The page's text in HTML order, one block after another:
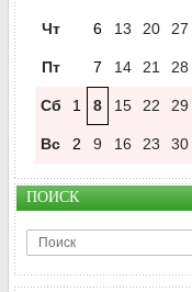
Чт 6 13 20 27
Пт 7 14 21 28
Сб 1 8 15 22 29
Вс 2 9 16 23 30
ПОИСК